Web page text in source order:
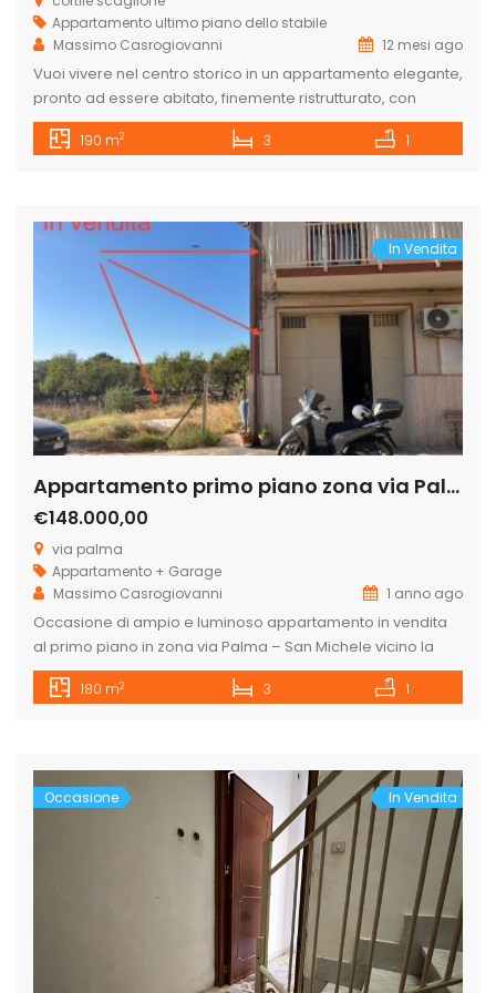
Appartamento ultimo piano dello stabile
Massimo Casrogiovanni
12 mesi ago
Vuoi vivere nel centro storico in un appartamento elegante,
pronto ad essere abitato, finemente ristrutturato, con
terrazzo panoramico e subito disponibile? Allora questa
proprietâ fa per te! Guarda le foto e ammira la bellezza di
stanze. […]
190 m2 3 1
In Vendita
Appartamento primo piano zona via Palma
€148.000,00
via palma
Appartamento + Garage
Massimo Casrogiovanni
1 anno ago
Occasione di ampio e luminoso appartamento in vendita
al primo piano in zona via Palma – San Michele vicino la
rotonda di via Palma bivio San Michele. L’appartamento è
composto da ingresso, salone, camera matrimoniale, due
balconi, prospetto ristrutturato […]
180 m2 3 1
Occasione In Vendita